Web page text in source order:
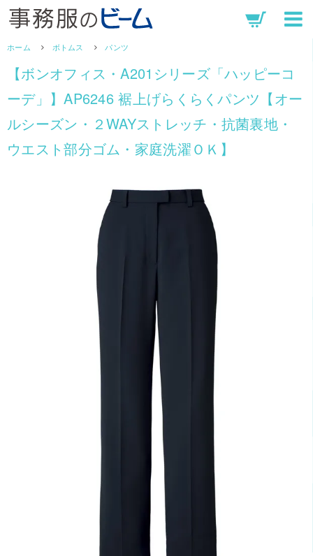
ホーム ボトムス パンツ
【ボンオフィス・A201シリーズ「ハッピーコ
ーデ」】AP6246 裾上げらくらくパンツ【オー
ルシーズン・２WAYストレッチ・抗菌裏地・
ウエスト部分ゴム・家庭洗濯ＯＫ】